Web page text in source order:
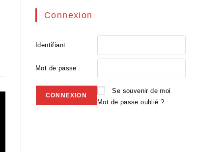
Connexion
Identifiant
Mot de passe
Se souvenir de moi
Mot de passe oublié ?